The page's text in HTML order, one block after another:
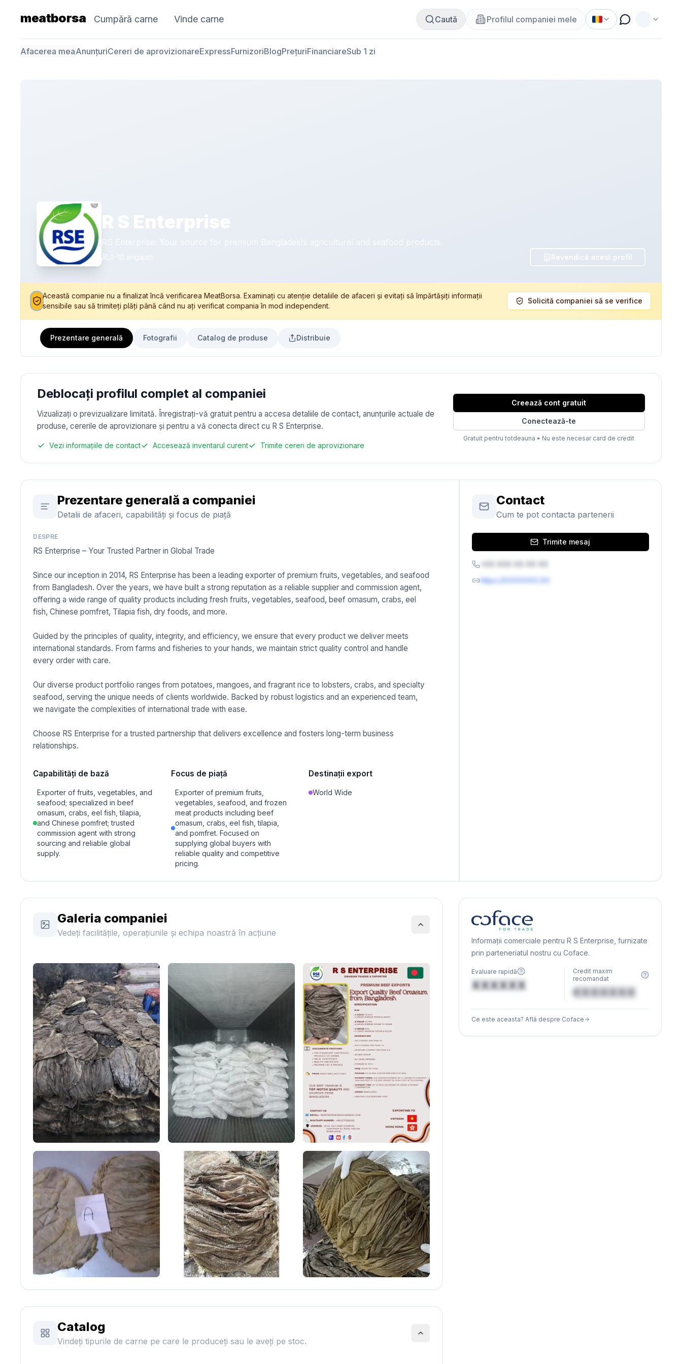
meatborsa Cumpără carne Vinde carne Caută Profilul companiei mele
Afacerea meaAnunțuriCereri de aprovizionareExpressFurnizoriBlogPrețuriFinanciareSub 1 zi
RS Enterprise: Your source for premium Bangladeshi agricultural and seafood products.
Revendică acest profil
Această companie nu a finalizat încă verificarea MeatBorsa. Examinați cu atenție detaliile de afaceri și evitați să împărtășiți informații
sensibile sau să trimiteți plăți până când nu ați verificat compania în mod independent.
Solicită companiei să se verifice
Prezentare generală Fotografii Catalog de produse Distribuie
Deblocați profilul complet al companiei
Vizualizați o previzualizare limitată. Înregistrați-vă gratuit pentru a accesa detaliile de contact, anunțurile actuale de
produse, cererile de aprovizionare și pentru a vă conecta direct cu R S Enterprise.
Vezi informațiile de contact Accesează inventarul curent Trimite cereri de aprovizionare
Creează cont gratuit
Conectează-te
Gratuit pentru totdeauna • Nu este necesar card de credit
Prezentare generală a companiei
Detalii de afaceri, capabilități și focus de piață
DESPRE
RS Enterprise – Your Trusted Partner in Global Trade
Since our inception in 2014, RS Enterprise has been a leading exporter of premium fruits, vegetables, and seafood
from Bangladesh. Over the years, we have built a strong reputation as a reliable supplier and commission agent,
offering a wide range of quality products including fresh fruits, vegetables, seafood, beef omasum, crabs, eel
fish, Chinese pomfret, Tilapia fish, dry foods, and more.
Guided by the principles of quality, integrity, and efficiency, we ensure that every product we deliver meets
international standards. From farms and fisheries to your hands, we maintain strict quality control and handle
every order with care.
Our diverse product portfolio ranges from potatoes, mangoes, and fragrant rice to lobsters, crabs, and specialty
seafood, serving the unique needs of clients worldwide. Backed by robust logistics and an experienced team,
we navigate the complexities of international trade with ease.
Choose RS Enterprise for a trusted partnership that delivers excellence and fosters long-term business
relationships.
Capabilități de bază
Exporter of fruits, vegetables, and
seafood; specialized in beef
omasum, crabs, eel fish, tilapia,
and Chinese pomfret; trusted
commission agent with strong
sourcing and reliable global
supply.
Focus de piață
Exporter of premium fruits,
vegetables, seafood, and frozen
meat products including beef
omasum, crabs, eel fish, tilapia,
and pomfret. Focused on
supplying global buyers with
reliable quality and competitive
pricing.
Destinații export
World Wide
Contact
Cum te pot contacta partenerii
Trimite mesaj
+XX XXX XX XX XX
https://XXXXXXX.XX
Galeria companiei
Vedeți facilitățile, operațiunile și echipa noastră în acțiune
Catalog
Vindeți tipurile de carne pe care le produceți sau le aveți pe stoc.
Informații comerciale pentru R S Enterprise, furnizate
prin parteneriatul nostru cu Coface.
Evaluare rapidă
XXXXXX
Credit maxim
recomandat
€XXXXXX
Ce este aceasta? Află despre Coface